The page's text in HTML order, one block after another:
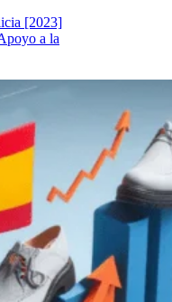
[2023]
a la